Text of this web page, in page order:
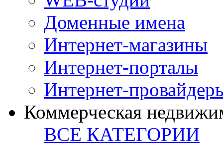
Доменные имена
Интернет-магазины
Интернет-порталы
Интернет-
Коммерческая
ВСЕ КАТЕГОРИИ